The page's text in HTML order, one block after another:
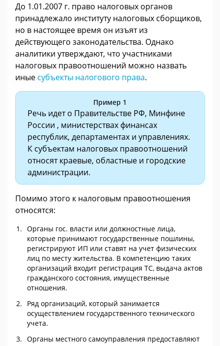
До 1.01.2007 г. право налоговых органов
принадлежало институту налоговых сборщиков,
но в настоящее время он изъят из
действующего законодательства. Однако
аналитики утверждают, что участниками
налоговых правоотношений можно назвать
иные субъекты налогового права.
Пример 1
Речь идет о Правительстве РФ, Минфине
России , министерствах финансах
республик, департаментах и управлениях.
К субъектам налоговых правоотношений
относят краевые, областные и городские
администрации.
Помимо этого к налоговым правоотношения
относятся:
Органы гос. власти или должностные лица,
которые принимают государственные пошлины,
регистрируют ИП или ставят на учет физических
лиц по месту жительства. В компетенцию таких
организаций входит регистрация ТС, выдача актов
гражданского состояния, имущественные
отношения.
Ряд организаций, который занимается
осуществлением государственного технического
учета.
Органы местного самоуправления предоставляют